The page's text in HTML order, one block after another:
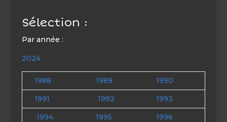
Sélection :
Par année :
2024
1988 1989
1990
1991
1992
1993
1994
1995
1996